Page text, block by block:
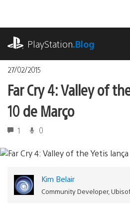
o
conteúdoPlayStation.Blog
27/02/2015
Far Cry 4: Valley of
10 de Março
1 0
Kim Belair
Community Developer,